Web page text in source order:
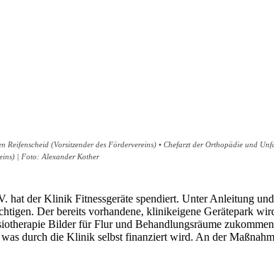
Reifenscheid (Vorsitzender des Fördervereins) • Chefarzt der Orthopädie und
| Foto: Alexander Kother
der Klinik Fitnessgeräte spendiert. Unter Anleitung
Der bereits vorhandene, klinikeigene Gerätepark
Bilder für Flur und Behandlungsräume
durch die Klinik selbst finanziert wird. An der